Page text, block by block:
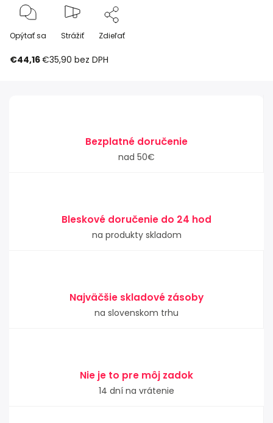
€44,16€35,90 bez DPH
Opýtať sa Strážiť Zdieľať
Bezplatné doručenie
nad 50€
Bleskové doručenie do 24 hod
na produkty skladom
Najväčšie skladové zásoby
na slovenskom trhu
Nie je to pre môj zadok
14 dní na vrátenie